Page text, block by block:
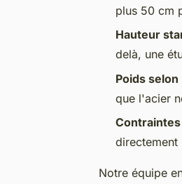
plus 50 cm
Hauteur
delà, une
Poids
que l'acier
directement
Notre équipe